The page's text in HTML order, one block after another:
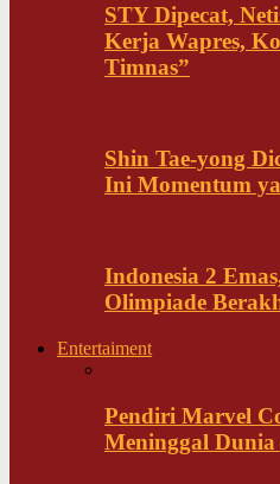
STY Dipecat,
Kerja Wapres,
Timnas”
Shin Tae-yong
Ini Momentum
Indonesia 2
Olimpiade
Entertaiment
Pendiri Marvel
Meninggal Dunia